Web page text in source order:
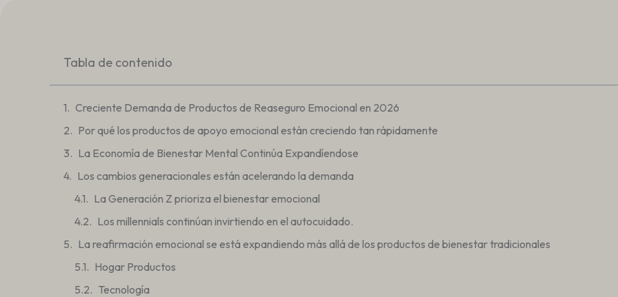
Tabla de contenido
Creciente Demanda de Productos de Reaseguro Emocional en 2026
Por qué los productos de apoyo emocional están creciendo tan rápidamente
La Economía de Bienestar Mental Continúa Expandíendose
Los cambios generacionales están acelerando la demanda
La Generación Z prioriza el bienestar emocional
Los millennials continúan invirtiendo en el autocuidado.
La reafirmación emocional se está expandiendo más allá de los productos de bienestar tradicionales
Hogar Productos
Tecnología